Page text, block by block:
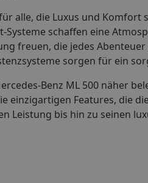
alle, die Luxus und Komfort
schaffen eine
freuen, die jedes
sorgen für ein
Benz ML 500 näher
einzigartigen Features, die
Leistung bis hin zu seinen